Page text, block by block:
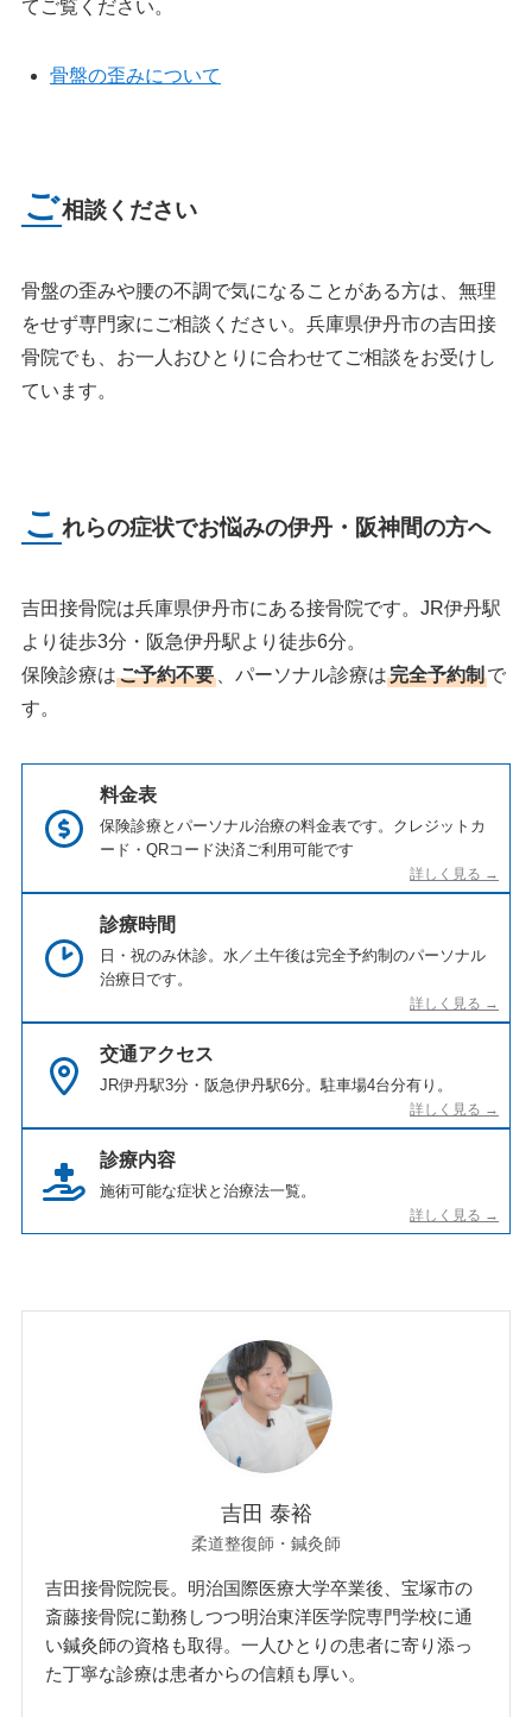
てご覧ください。
骨盤の歪みについて
ご相談ください
骨盤の歪みや腰の不調で気になることがある方は、無理
をせず専門家にご相談ください。兵庫県伊丹市の吉田接
骨院でも、お一人おひとりに合わせてご相談をお受けし
ています。
こ れらの症状でお悩みの伊丹・阪神間の方へ
吉田接骨院は兵庫県伊丹市にある接骨院です。JR伊丹駅
より徒歩3分・阪急伊丹駅より徒歩6分。
保険診療はご予約不要、パーソナル診療は完全予約制で
す。
保険診療とパーソナル治療の料金表です。クレジットカ
ード・QRコード決済ご利用可能です
料金表
日・祝のみ休診。水／土午後は完全予約制のパーソナル
治療日です。
診療時間
JR伊丹駅3分・阪急伊丹駅6分。駐車場4台分有り。
交通アクセス
施術可能な症状と治療法一覧。
診療内容
吉田 泰裕
柔道整復師・鍼灸師
吉田接骨院院長。明治国際医療大学卒業後、宝塚市の
斎藤接骨院に勤務しつつ明治東洋医学院専門学校に通
い鍼灸師の資格も取得。一人ひとりの患者に寄り添っ
た丁寧な診療は患者からの信頼も厚い。